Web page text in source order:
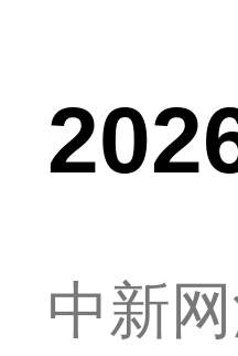
中新